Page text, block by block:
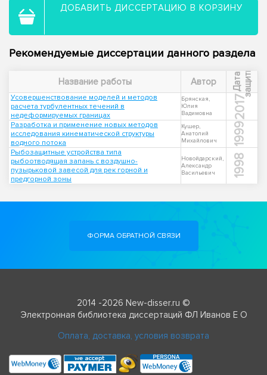
ДОБАВИТЬ ДИССЕРТАЦИЮ В КОРЗИНУ
Рекомендуемые диссертации данного раздела
Название работы Автор Д
а
т
а
з
а
щ
и
т ы
Усовершенствование моделей и методов
расчета турбулентных течений в
недеформируемых границах
Брянская,
Юлия
Вадимовна
2017
Разработка и применение новых методов
исследования кинематической структуры
водного потока
Кушер,
Анатолий
Михайлович
1999
Рыбозащитные устройства типа
рыбоотводящая запань с воздушно-
пузырьковой завесой для рек горной и
предгорной зоны
Новойдарский,
Александр
Васильевич
1998
ФОРМА ОБРАТНОЙ СВЯЗИ
2014 -2026 New-disser.ru ©
Электронная библиотека диссертаций ФЛ Иванов Е О
Оплата, доставка, условия возврата